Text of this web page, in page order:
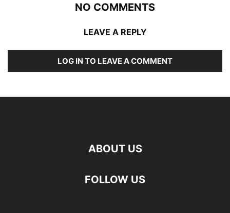
NO COMMENTS
LEAVE A REPLY
LOG IN TO LEAVE A COMMENT
ABOUT US
FOLLOW US